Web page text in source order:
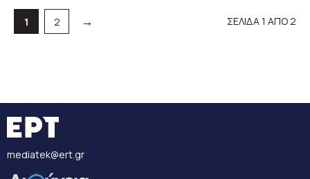
Σελίδα
1 Σελίδα
2 → ΣΕΛΙΔΑ 1 ΑΠΟ 2
mediatek@ert.gr